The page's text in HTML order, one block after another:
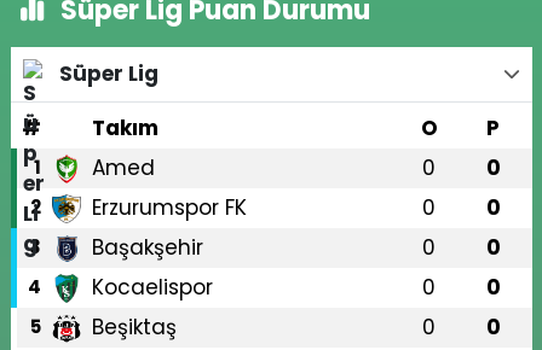
Süper Lig Puan Durumu
Süper Lig
#
Takım O P
1 Amed 0 0
2 Erzurumspor FK 0 0
3 Başakşehir 0 0
4 Kocaelispor 0 0
5 Beşiktaş 0 0